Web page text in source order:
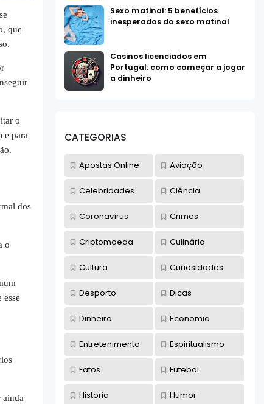
que
o
para
dos
o
esse
ainda
Sexo matinal: 5 benefícios
inesperados do sexo matinal
Casinos licenciados em
Portugal: como começar a jogar
a dinheiro
CATEGORIAS
Apostas Online Aviação
Celebridades Ciência
Coronavírus Crimes
Criptomoeda Culinária
Cultura Curiosidades
Desporto Dicas
Dinheiro Economia
Entretenimento Espiritualismo
Fatos Futebol
Historia Humor